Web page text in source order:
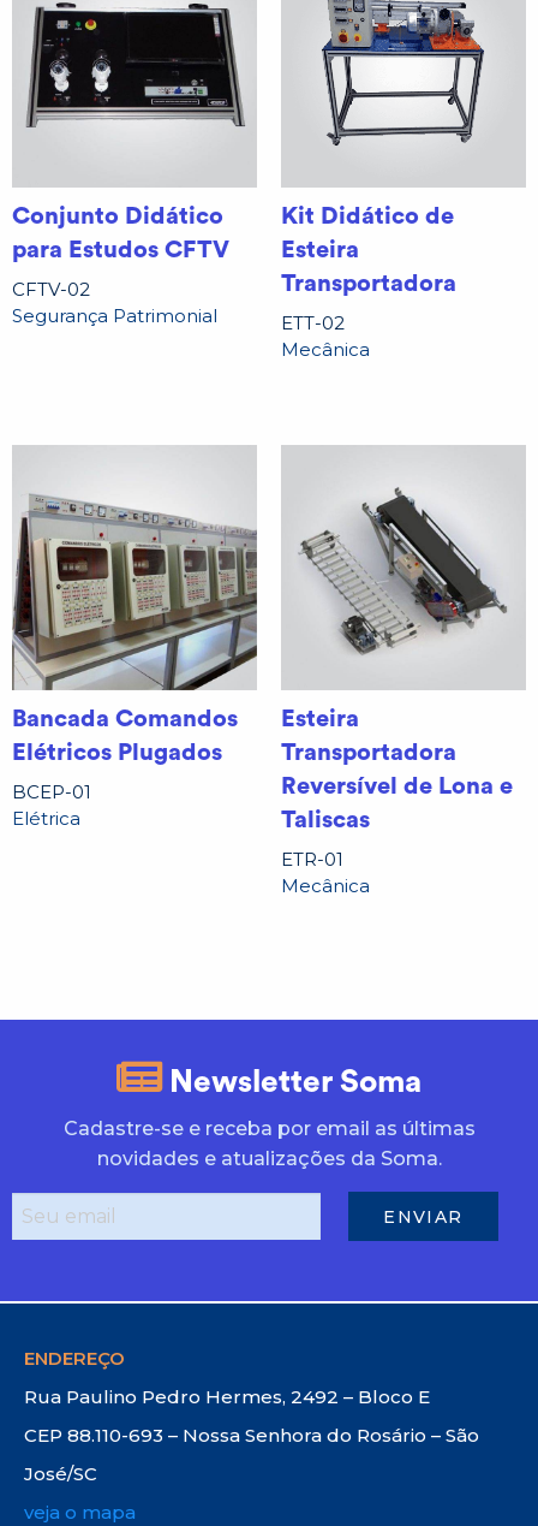
Conjunto Didático
para Estudos CFTV
CFTV-02
Segurança Patrimonial
Kit Didático de
Esteira
Transportadora
ETT-02
Mecânica
Bancada Comandos
Elétricos Plugados
BCEP-01
Elétrica
Esteira
Transportadora
Reversível de Lona e
Taliscas
ETR-01
Mecânica
Newsletter Soma
Cadastre-se e receba por email as últimas
novidades e atualizações da Soma.
ENDEREÇO
Rua Paulino Pedro Hermes, 2492 – Bloco E
CEP 88.110-693 – Nossa Senhora do Rosário – São
José/SC
veja o mapa